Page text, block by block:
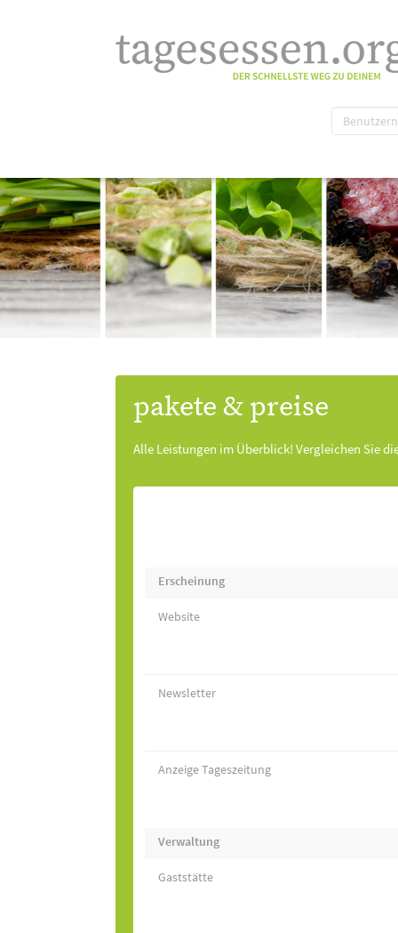
pakete & preise
Alle Leistungen im Überblick! Vergleichen Sie
Erscheinung
Website
Newsletter
Anzeige Tageszeitung
Verwaltung
Gaststätte